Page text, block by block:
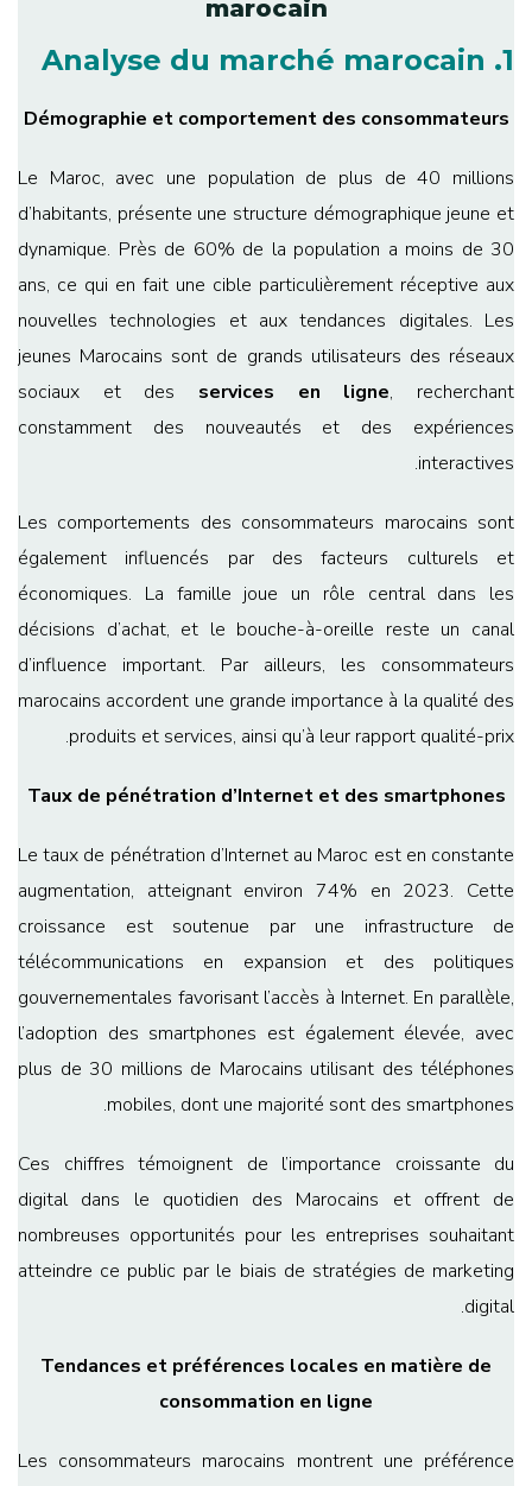
marocain
1. Analyse du marché marocain
Démographie et comportement des consommateurs
Le Maroc, avec une population de plus de 40 millions
d’habitants, présente une structure démographique jeune et
dynamique. Près de 60% de la population a moins de 30
ans, ce qui en fait une cible particulièrement réceptive aux
nouvelles technologies et aux tendances digitales. Les
jeunes Marocains sont de grands utilisateurs des réseaux
sociaux et des services en ligne, recherchant
constamment des nouveautés et des expériences
interactives.
Les comportements des consommateurs marocains sont
également influencés par des facteurs culturels et
économiques. La famille joue un rôle central dans les
décisions d’achat, et le bouche-à-oreille reste un canal
d’influence important. Par ailleurs, les consommateurs
marocains accordent une grande importance à la qualité des
produits et services, ainsi qu’à leur rapport qualité-prix.
Taux de pénétration d’Internet et des smartphones
Le taux de pénétration d’Internet au Maroc est en constante
augmentation, atteignant environ 74% en 2023. Cette
croissance est soutenue par une infrastructure de
télécommunications en expansion et des politiques
gouvernementales favorisant l’accès à Internet. En parallèle,
l’adoption des smartphones est également élevée, avec
plus de 30 millions de Marocains utilisant des téléphones
mobiles, dont une majorité sont des smartphones.
Ces chiffres témoignent de l’importance croissante du
digital dans le quotidien des Marocains et offrent de
nombreuses opportunités pour les entreprises souhaitant
atteindre ce public par le biais de stratégies de marketing
digital.
Tendances et préférences locales en matière de
consommation en ligne
Les consommateurs marocains montrent une préférence